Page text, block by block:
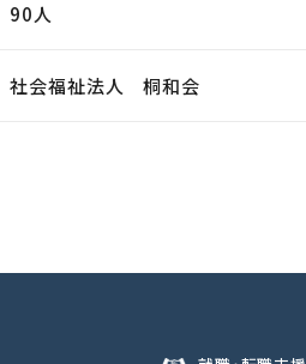
90人
社会福祉法人 桐和会